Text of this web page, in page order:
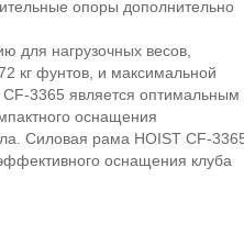
опоры дополнительно
для нагрузочных весов,
кг фунтов, и максимальной
CF-3365 является оптимальным
оснащения
Силовая рама HOIST CF-
оснащения клуба